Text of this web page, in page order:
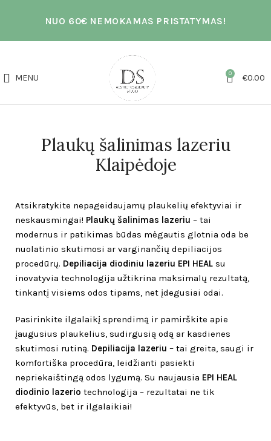
NUO 60€ NEMOKAMAS PRISTATYMAS!
MENU 0 €0.00
Plaukų šalinimas lazeriu
Klaipėdoje
Atsikratykite nepageidaujamų plaukelių efektyviai ir
neskausmingai! Plaukų šalinimas lazeriu – tai
modernus ir patikimas būdas mėgautis glotnia oda be
nuolatinio skutimosi ar varginančių depiliacijos
procedūrų. Depiliacija diodiniu lazeriu EPI HEAL su
inovatyvia technologija užtikrina maksimalų rezultatą,
tinkantį visiems odos tipams, net įdegusiai odai.
Pasirinkite ilgalaikį sprendimą ir pamirškite apie
įaugusius plaukelius, sudirgusią odą ar kasdienes
skutimosi rutiną. Depiliacija lazeriu – tai greita, saugi ir
komfortiška procedūra, leidžianti pasiekti
nepriekaištingą odos lygumą. Su naujausia EPI HEAL
diodinio lazerio technologija – rezultatai ne tik
efektyvūs, bet ir ilgalaikiai!